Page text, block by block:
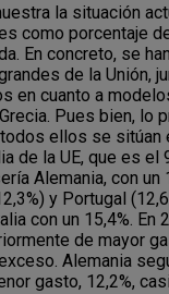
la situación
como porcentaje
En concreto, se
de la Unión,
en cuanto a
Pues bien, lo
ellos se sitúan
de la UE, que es el
Alemania, con un
y Portugal
con un 15,4%. En
de mayor
Alemania
gasto, 12,2%,